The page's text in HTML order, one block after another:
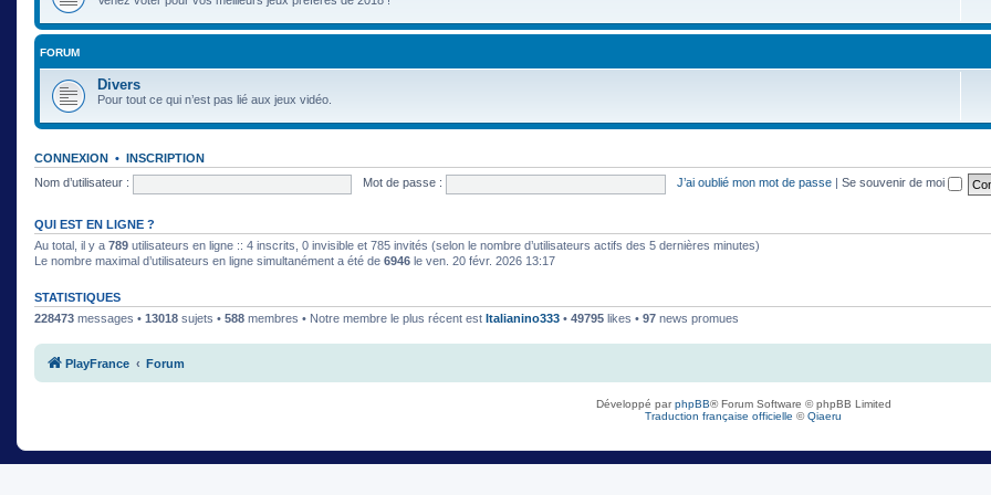
FORUM
Divers
Pour tout ce qui n’est pas lié aux jeux vidéo.
CONNEXION • INSCRIPTION
Nom d’utilisateur :
Mot de passe : J’ai oublié mon mot de passe Se souvenir de moi
QUI EST EN LIGNE ?
Au total, il y a 789 utilisateurs en ligne :: 4 inscrits, 0 invisible et 785 invités (selon le nombre d’utilisateurs actifs des 5 dernières minutes)
Le nombre maximal d’utilisateurs en ligne simultanément a été de 6946 le ven. 20 févr. 2026 13:17
STATISTIQUES
228473 messages • 13018 sujets • 588 membres • Notre membre le plus récent est Italianino333 • 49795 likes • 97 news promues
PlayFrance Forum
Développé parphpBB® Forum Software © phpBB Limited
Traduction française officielle ©Qiaeru